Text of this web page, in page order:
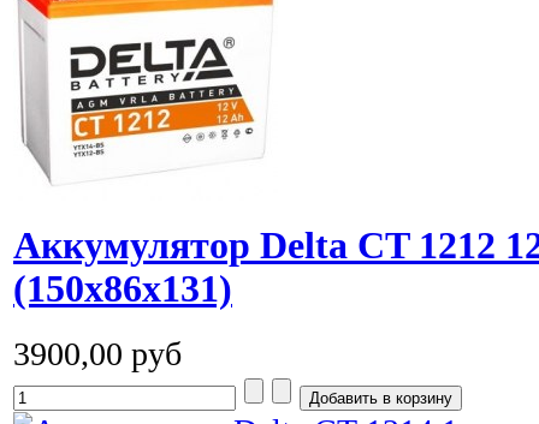
Аккумулятор Delta СT 1212
(150x86x131)
3900,00 руб